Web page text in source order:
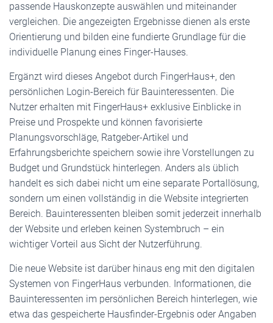
passende Hauskonzepte auswählen und miteinander
vergleichen. Die angezeigten Ergebnisse dienen als erste
Orientierung und bilden eine fundierte Grundlage für die
individuelle Planung eines Finger-Hauses.
Ergänzt wird dieses Angebot durch FingerHaus+, den
persönlichen Login-Bereich für Bauinteressenten. Die
Nutzer erhalten mit FingerHaus+ exklusive Einblicke in
Preise und Prospekte und können favorisierte
Planungsvorschläge, Ratgeber-Artikel und
Erfahrungsberichte speichern sowie ihre Vorstellungen zu
Budget und Grundstück hinterlegen. Anders als üblich
handelt es sich dabei nicht um eine separate Portallösung,
sondern um einen vollständig in die Website integrierten
Bereich. Bauinteressenten bleiben somit jederzeit innerhalb
der Website und erleben keinen Systembruch – ein
wichtiger Vorteil aus Sicht der Nutzerführung.
Die neue Website ist darüber hinaus eng mit den digitalen
Systemen von FingerHaus verbunden. Informationen, die
Bauinteressenten im persönlichen Bereich hinterlegen, wie
etwa das gespeicherte Hausfinder-Ergebnis oder Angaben